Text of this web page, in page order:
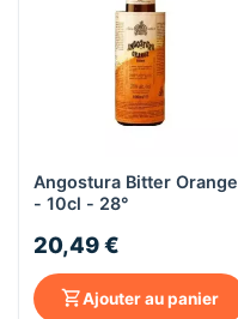
Angostura Bitter Orange
- 10cl - 28°
20,49 €
Ajouter au panier